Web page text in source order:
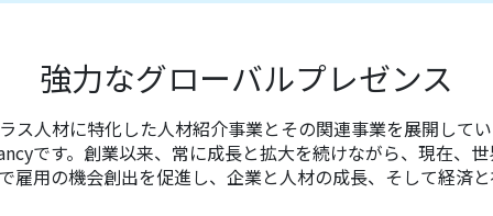
強力なグローバルプレゼンス
ス人材に特化した人材紹介事業とその関連事業を展開して
です。創業以来、常に成長と拡大を続けながら、現在、
雇用の機会創出を促進し、企業と人材の成長、そして経済